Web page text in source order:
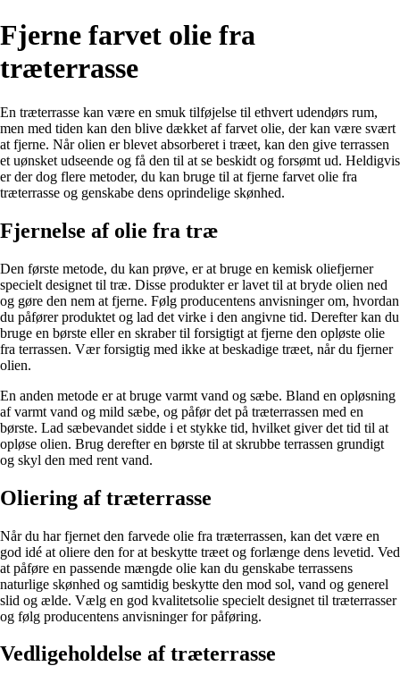
Fjerne farvet olie fra
træterrasse
En træterrasse kan være en smuk tilføjelse til ethvert udendørs rum,
men med tiden kan den blive dækket af farvet olie, der kan være svært
at fjerne. Når olien er blevet absorberet i træet, kan den give terrassen
et uønsket udseende og få den til at se beskidt og forsømt ud. Heldigvis
er der dog flere metoder, du kan bruge til at fjerne farvet olie fra
træterrasse og genskabe dens oprindelige skønhed.
Fjernelse af olie fra træ
Den første metode, du kan prøve, er at bruge en kemisk oliefjerner
specielt designet til træ. Disse produkter er lavet til at bryde olien ned
og gøre den nem at fjerne. Følg producentens anvisninger om, hvordan
du påfører produktet og lad det virke i den angivne tid. Derefter kan du
bruge en børste eller en skraber til forsigtigt at fjerne den opløste olie
fra terrassen. Vær forsigtig med ikke at beskadige træet, når du fjerner
olien.
En anden metode er at bruge varmt vand og sæbe. Bland en opløsning
af varmt vand og mild sæbe, og påfør det på træterrassen med en
børste. Lad sæbevandet sidde i et stykke tid, hvilket giver det tid til at
opløse olien. Brug derefter en børste til at skrubbe terrassen grundigt
og skyl den med rent vand.
Oliering af træterrasse
Når du har fjernet den farvede olie fra træterrassen, kan det være en
god idé at oliere den for at beskytte træet og forlænge dens levetid. Ved
at påføre en passende mængde olie kan du genskabe terrassens
naturlige skønhed og samtidig beskytte den mod sol, vand og generel
slid og ælde. Vælg en god kvalitetsolie specielt designet til træterrasser
og følg producentens anvisninger for påføring.
Vedligeholdelse af træterrasse